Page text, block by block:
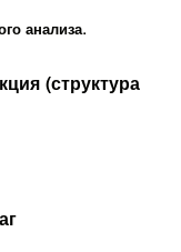
анализа.
(структура